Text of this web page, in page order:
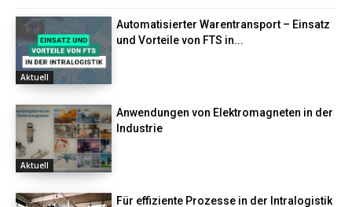
Aktuell
Automatisierter Warentransport – Einsatz
und Vorteile von FTS in...
Aktuell
Anwendungen von Elektromagneten in der
Industrie
Für effiziente Prozesse in der Intralogistik